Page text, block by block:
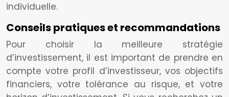
individuelle.
Conseils pratiques et recommandations
Pour choisir la meilleure stratégie
d’investissement, il est important de prendre en
compte votre profil d’investisseur, vos objectifs
financiers, votre tolérance au risque, et votre